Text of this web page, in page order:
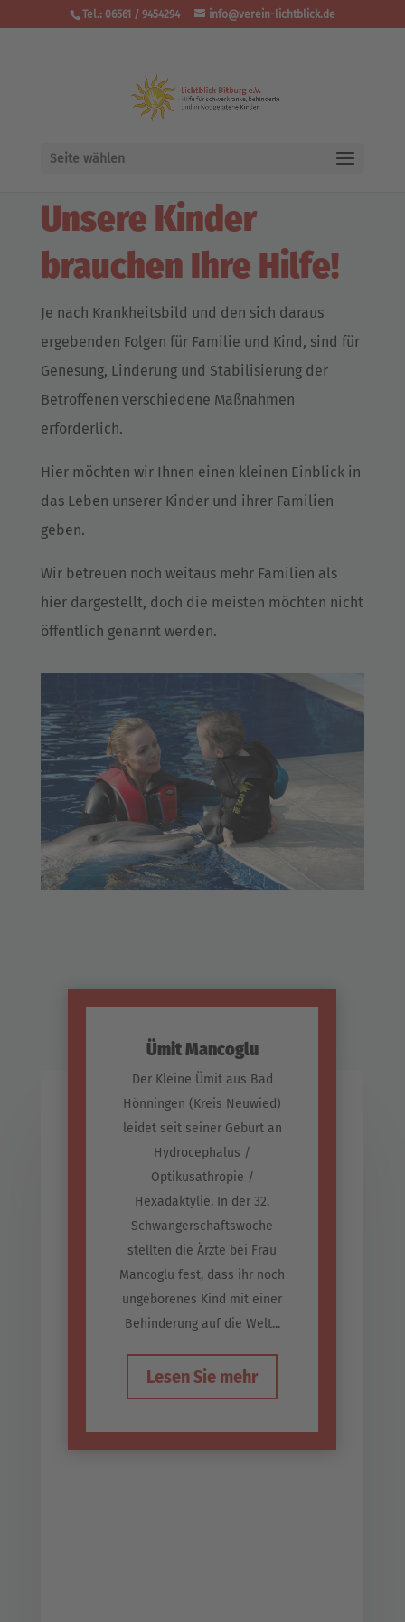
Tel.: 06561 / 9454294 info@verein-lichtblick.de
Seite wählen
Unsere Kinder
brauchen Ihre Hilfe!
Je nach Krankheitsbild und den sich daraus
ergebenden Folgen für Familie und Kind, sind für
Genesung, Linderung und Stabilisierung der
Betroffenen verschiedene Maßnahmen
erforderlich.
Hier möchten wir Ihnen einen kleinen Einblick in
das Leben unserer Kinder und ihrer Familien
geben.
Wir betreuen noch weitaus mehr Familien als
hier dargestellt, doch die meisten möchten nicht
öffentlich genannt werden.
Ümit Mancoglu
Der Kleine Ümit aus Bad
Hönningen (Kreis Neuwied)
leidet seit seiner Geburt an
Hydrocephalus /
Optikusathropie /
Hexadaktylie. In der 32.
Schwangerschaftswoche
stellten die Ärzte bei Frau
Mancoglu fest, dass ihr noch
ungeborenes Kind mit einer
Behinderung auf die Welt...
Lesen Sie mehr